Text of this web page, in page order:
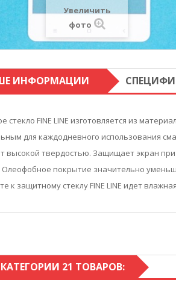
Увеличить
фото
ИНФОРМАЦИИ
стекло FINE LINE изготовляется из
для каждодневного использования
высокой твердостью. Защищает экран
Олеофобное покрытие значительно
к защитному стеклу FINE LINE идет
21 ТОВАРОВ: